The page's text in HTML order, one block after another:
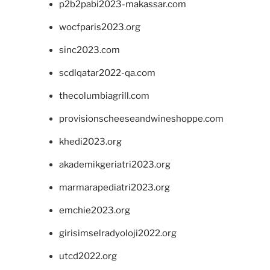
p2b2pabi2023-makassar.com
wocfparis2023.org
sinc2023.com
scdlqatar2022-qa.com
thecolumbiagrill.com
provisionscheeseandwineshoppe.com
khedi2023.org
akademikgeriatri2023.org
marmarapediatri2023.org
emchie2023.org
girisimselradyoloji2022.org
utcd2022.org